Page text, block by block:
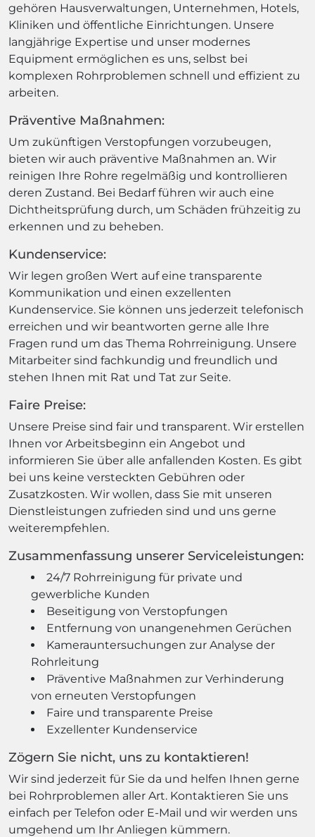
gehören Hausverwaltungen, Unternehmen, Hotels,
Kliniken und öffentliche Einrichtungen. Unsere
langjährige Expertise und unser modernes
Equipment ermöglichen es uns, selbst bei
komplexen Rohrproblemen schnell und effizient zu
arbeiten.
Präventive Maßnahmen:
Um zukünftigen Verstopfungen vorzubeugen,
bieten wir auch präventive Maßnahmen an. Wir
reinigen Ihre Rohre regelmäßig und kontrollieren
deren Zustand. Bei Bedarf führen wir auch eine
Dichtheitsprüfung durch, um Schäden frühzeitig zu
erkennen und zu beheben.
Kundenservice:
Wir legen großen Wert auf eine transparente
Kommunikation und einen exzellenten
Kundenservice. Sie können uns jederzeit telefonisch
erreichen und wir beantworten gerne alle Ihre
Fragen rund um das Thema Rohrreinigung. Unsere
Mitarbeiter sind fachkundig und freundlich und
stehen Ihnen mit Rat und Tat zur Seite.
Faire Preise:
Unsere Preise sind fair und transparent. Wir erstellen
Ihnen vor Arbeitsbeginn ein Angebot und
informieren Sie über alle anfallenden Kosten. Es gibt
bei uns keine versteckten Gebühren oder
Zusatzkosten. Wir wollen, dass Sie mit unseren
Dienstleistungen zufrieden sind und uns gerne
weiterempfehlen.
Zusammenfassung unserer Serviceleistungen:
24/7 Rohrreinigung für private und
gewerbliche Kunden
Beseitigung von Verstopfungen
Entfernung von unangenehmen Gerüchen
Kamerauntersuchungen zur Analyse der
Rohrleitung
Präventive Maßnahmen zur Verhinderung
von erneuten Verstopfungen
Faire und transparente Preise
Exzellenter Kundenservice
Zögern Sie nicht, uns zu kontaktieren!
Wir sind jederzeit für Sie da und helfen Ihnen gerne
bei Rohrproblemen aller Art. Kontaktieren Sie uns
einfach per Telefon oder E-Mail und wir werden uns
umgehend um Ihr Anliegen kümmern.